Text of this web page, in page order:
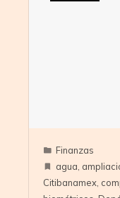
Finanzas
agua
Citibanamex